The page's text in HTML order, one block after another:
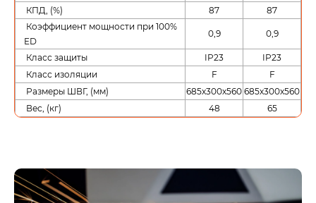
КПД, (%)
87
87
Коэффициент мощности при 100%
ED
0,9 0,9
Класс защиты IP23
IP23
Класс изоляции
F
F
Размеры ШВГ, (мм)
685х300х560 685х300х560
Вес, (кг)
48 65